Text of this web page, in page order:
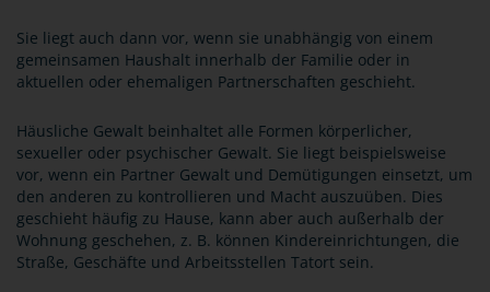
Sie liegt auch dann vor, wenn sie unabhängig von einem
gemeinsamen Haushalt innerhalb der Familie oder in
aktuellen oder ehemaligen Partnerschaften geschieht.
Häusliche Gewalt beinhaltet alle Formen körperlicher,
sexueller oder psychischer Gewalt. Sie liegt beispielsweise
vor, wenn ein Partner Gewalt und Demütigungen einsetzt, um
den anderen zu kontrollieren und Macht auszuüben. Dies
geschieht häufig zu Hause, kann aber auch außerhalb der
Wohnung geschehen, z. B. können Kindereinrichtungen, die
Straße, Geschäfte und Arbeitsstellen Tatort sein.